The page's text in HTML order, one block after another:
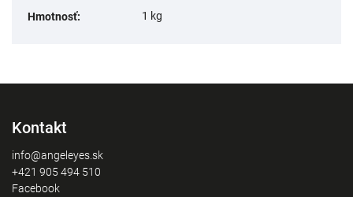
Hmotnosť: 1 kg
Kontakt
info@angeleyes.sk
+421 905 494 510
Facebook